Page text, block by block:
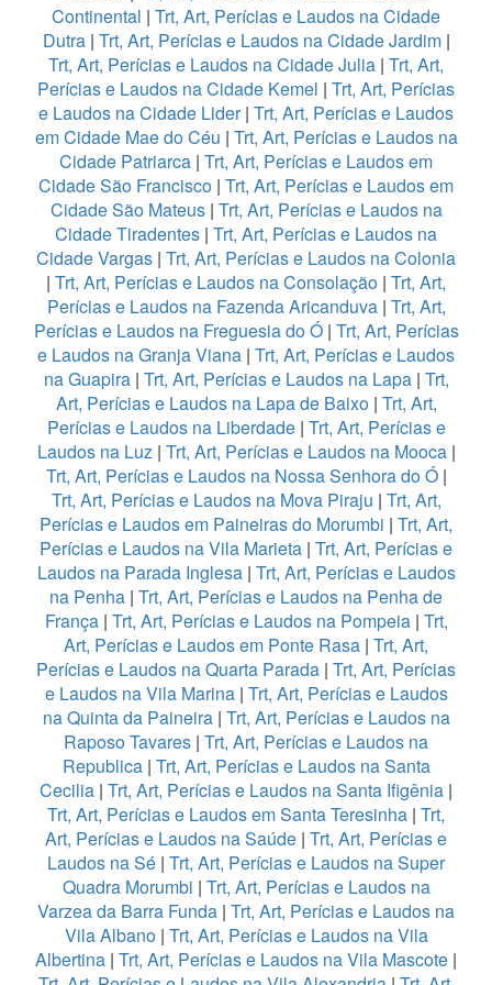
Continental | Trt, Art, Perícias e Laudos na Cidade
Dutra | Trt, Art, Perícias e Laudos na Cidade Jardim|
Trt, Art, Perícias e Laudos na Cidade Julia | Trt, Art,
Perícias e Laudos na Cidade Kemel | Trt, Art, Perícias
e Laudos na Cidade Lider| Trt, Art, Perícias e Laudos
em Cidade Mae do Céu | Trt, Art, Perícias e Laudos na
Cidade Patriarca | Trt, Art, Perícias e Laudos em
Cidade São Francisco | Trt, Art, Perícias e Laudos em
Cidade São Mateus| Trt, Art, Perícias e Laudos na
Cidade Tiradentes | Trt, Art, Perícias e Laudos na
Cidade Vargas | Trt, Art, Perícias e Laudos na Colonia
| Trt, Art, Perícias e Laudos na Consolação | Trt, Art,
Perícias e Laudos na Fazenda Aricanduva| Trt, Art,
Perícias e Laudos na Freguesia do Ó| Trt, Art, Perícias
e Laudos na Granja Viana | Trt, Art, Perícias e Laudos
na Guapira| Trt, Art, Perícias e Laudos na Lapa| Trt,
Art, Perícias e Laudos na Lapa de Baixo | Trt, Art,
Perícias e Laudos na Liberdade | Trt, Art, Perícias e
Laudos na Luz| Trt, Art, Perícias e Laudos na Mooca|
Trt, Art, Perícias e Laudos na Nossa Senhora do Ó|
Trt, Art, Perícias e Laudos na Mova Piraju | Trt, Art,
Perícias e Laudos em Paineiras do Morumbi | Trt, Art,
Perícias e Laudos na Vila Marieta | Trt, Art, Perícias e
Laudos na Parada Inglesa | Trt, Art, Perícias e Laudos
na Penha | Trt, Art, Perícias e Laudos na Penha de
França | Trt, Art, Perícias e Laudos na Pompeia| Trt,
Art, Perícias e Laudos em Ponte Rasa | Trt, Art,
Perícias e Laudos na Quarta Parada | Trt, Art, Perícias
e Laudos na Vila Marina| Trt, Art, Perícias e Laudos
na Quinta da Paineira| Trt, Art, Perícias e Laudos na
Raposo Tavares | Trt, Art, Perícias e Laudos na
Republica| Trt, Art, Perícias e Laudos na Santa
Cecilia | Trt, Art, Perícias e Laudos na Santa Ifigênia |
Trt, Art, Perícias e Laudos em Santa Teresinha | Trt,
Art, Perícias e Laudos na Saúde | Trt, Art, Perícias e
Laudos na Sé | Trt, Art, Perícias e Laudos na Super
Quadra Morumbi | Trt, Art, Perícias e Laudos na
Varzea da Barra Funda | Trt, Art, Perícias e Laudos na
Vila Albano| Trt, Art, Perícias e Laudos na Vila
Albertina | Trt, Art, Perícias e Laudos na Vila Mascote |